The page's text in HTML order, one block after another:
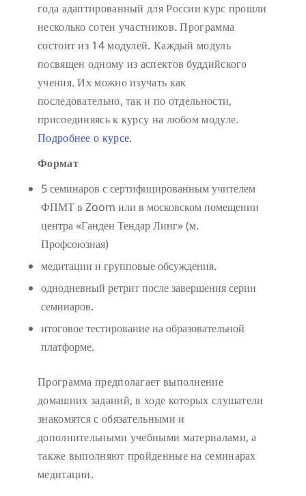
года адаптированный для России курс прошли
несколько сотен участников. Программа
состоит из 14 модулей. Каждый модуль
посвящен одному из аспектов буддийского
учения. Их можно изучать как
последовательно, так и по отдельности,
присоединяясь к курсу на любом модуле.
Подробнее о курсе.
Формат
5 семинаров с сертифицированным учителем
ФПМТ в Zoom или в московском помещении
центра «Ганден Тендар Линг» (м.
Профсоюзная)
медитации и групповые обсуждения.
однодневный ретрит после завершения серии
семинаров.
итоговое тестирование на образовательной
платформе.
Программа предполагает выполнение
домашних заданий, в ходе которых слушатели
знакомятся с обязательными и
дополнительными учебными материалами, а
также выполняют пройденные на семинарах
медитации.